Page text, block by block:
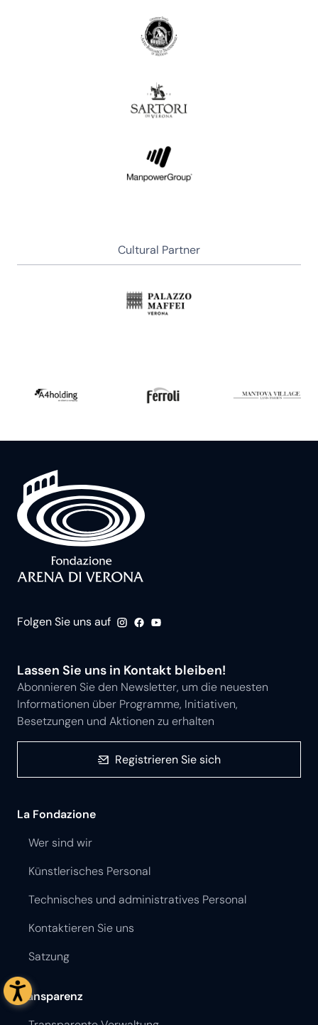
Cultural Partner
Folgen Sie uns auf
Lassen Sie uns in Kontakt bleiben!
Abonnieren Sie den Newsletter, um die neuesten
Informationen über Programme, Initiativen,
Besetzungen und Aktionen zu erhalten
Registrieren Sie sich
La Fondazione
Wer sind wir
Künstlerisches Personal
Technisches und administratives Personal
Kontaktieren Sie uns
Satzung
Transparenz